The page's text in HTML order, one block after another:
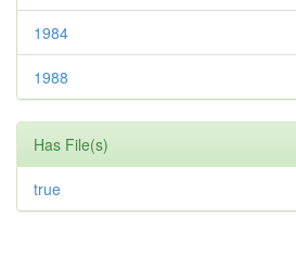
1984
1988
Has File(s)
true